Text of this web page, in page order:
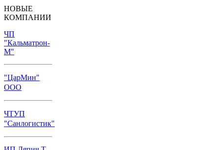
НОВЫЕ
КОМПАНИИ
ЧП
"Кальматрон-
М"
"ЦарМин"
ООО
ЧТУП
"Санлогистик"